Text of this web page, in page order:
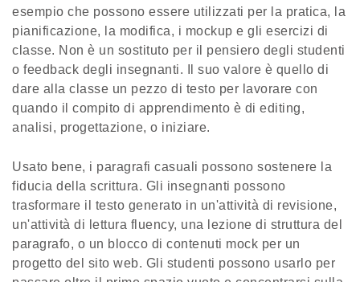
esempio che possono essere utilizzati per la pratica, la
pianificazione, la modifica, i mockup e gli esercizi di
classe. Non è un sostituto per il pensiero degli studenti
o feedback degli insegnanti. Il suo valore è quello di
dare alla classe un pezzo di testo per lavorare con
quando il compito di apprendimento è di editing,
analisi, progettazione, o iniziare.
Usato bene, i paragrafi casuali possono sostenere la
fiducia della scrittura. Gli insegnanti possono
trasformare il testo generato in un'attività di revisione,
un'attività di lettura fluency, una lezione di struttura del
paragrafo, o un blocco di contenuti mock per un
progetto del sito web. Gli studenti possono usarlo per